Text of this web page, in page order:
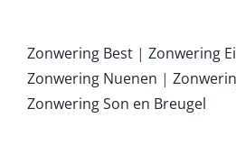
Zonwering Best| Zonwering
Zonwering Nuenen | Z
Zonwering Son en Breugel